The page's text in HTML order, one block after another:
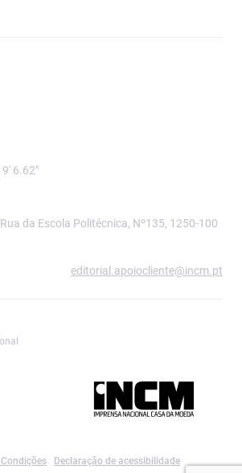
9' 6.62"
da Escola Politécnica, Nº135, 1250-100
editorial.apoiocliente@incm.pt
Declaração de acessibilidade